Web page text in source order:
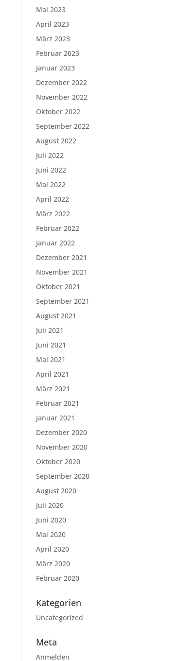
Mai 2023
April 2023
März 2023
Februar 2023
Januar 2023
Dezember 2022
November 2022
Oktober 2022
September 2022
August 2022
Juli 2022
Juni 2022
Mai 2022
April 2022
März 2022
Februar 2022
Januar 2022
Dezember 2021
November 2021
Oktober 2021
September 2021
August 2021
Juli 2021
Juni 2021
Mai 2021
April 2021
März 2021
Februar 2021
Januar 2021
Dezember 2020
November 2020
Oktober 2020
September 2020
August 2020
Juli 2020
Juni 2020
Mai 2020
April 2020
März 2020
Februar 2020
Kategorien
Uncategorized
Meta
Anmelden